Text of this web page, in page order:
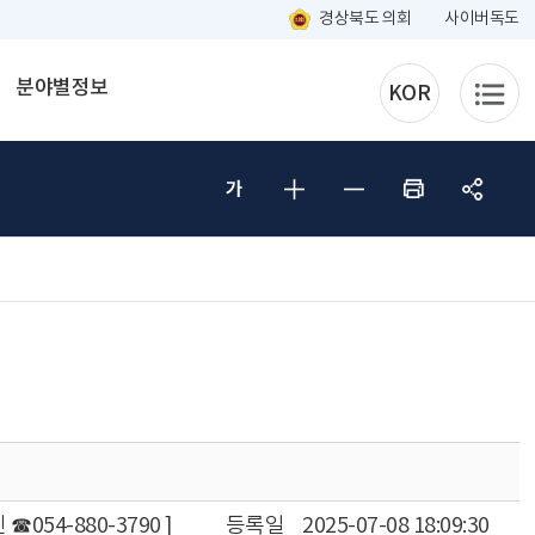
경상북도 의회 사이버독도
분야별정보 KOR
등록일 2025-07-08 18:09:30
☎054-880-3790 ]